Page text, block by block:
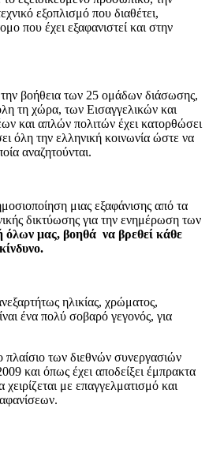
εξοπλισμό που διαθέτει,
που έχει εξαφανιστεί και στην
βοήθεια των 25 ομάδων διάσωσης,
τη χώρα, των Εισαγγελικών και
και απλών πολιτών έχει κατορθώσει
όλη την ελληνική κοινωνία ώστε να
αναζητούνται.
μιας εξαφάνισης από τα
δικτύωσης για την ενημέρωση των
όλων μας, βοηθά να βρεθεί κάθε
ηλικίας, χρώματος,
ένα πολύ σοβαρό γεγονός, για
των διεθνών συνεργασιών
και όπως έχει αποδείξει έμπρακτα
χειρίζεται με επαγγελματισμό και